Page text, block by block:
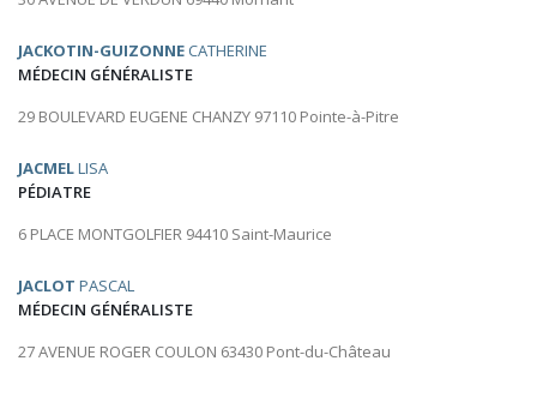
JACKOTIN-GUIZONNE CATHERINE
MÉDECIN GÉNÉRALISTE
29 BOULEVARD EUGENE CHANZY 97110 Pointe-à-Pitre
JACMELLISA
PÉDIATRE
6 PLACE MONTGOLFIER 94410 Saint-Maurice
JACLOT PASCAL
MÉDECIN GÉNÉRALISTE
27 AVENUE ROGER COULON 63430 Pont-du-Château